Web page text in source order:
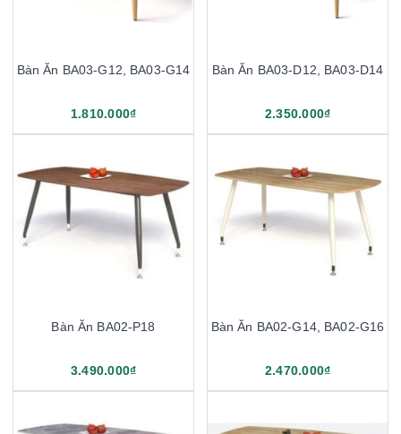
Bàn Ăn BA03-G12, BA03-G14
1.810.000₫
Bàn Ăn BA03-D12, BA03-D14
2.350.000₫
Bàn Ăn BA02-P18
3.490.000₫
Bàn Ăn BA02-G14, BA02-G16
2.470.000₫